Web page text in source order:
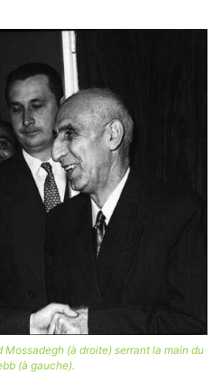
(à droite) serrant la main du
(à gauche).